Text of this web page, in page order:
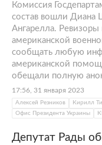
Комиссия
состав вошли Диана
Ангарелла. Ревизоры
американской
сообщать любую
американской
обещали полную
17:56, 31 января 2023
Алексей Резников Кирилл
Офис Президента Украины
Депутат Рады